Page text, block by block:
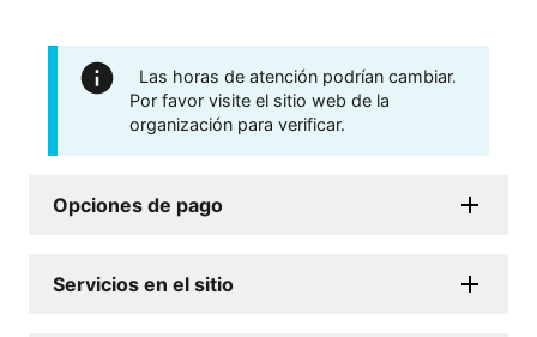
Las horas de atención podrían cambiar.
Por favor visite el sitio web de la
organización para verificar.
Opciones de pago
Servicios en el sitio